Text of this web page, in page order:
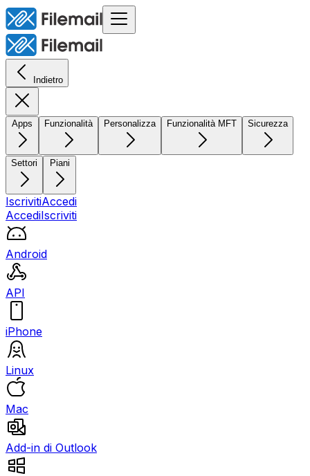
Indietro
Apps Funzionalità Personalizza Funzionalità MFT Sicurezza
Settori Piani
IscrivitiAccedi
AccediIscriviti
Android
API
iPhone
Linux
Mac
Add-in di Outlook